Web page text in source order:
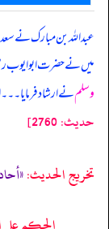
عبداللہ بن مبارک نے
میں نے حضرت ابوایوب
وسلمنے ارشاد
حدیث: 2760]
تخریج الحدیث: